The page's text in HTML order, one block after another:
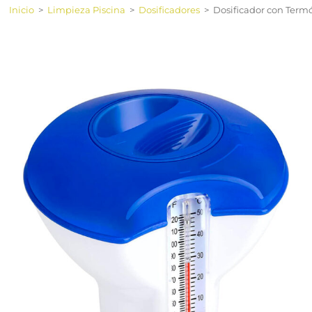
Inicio > Limpieza Piscina > Dosificadores > Dosificador con